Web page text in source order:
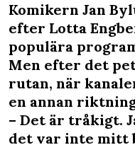
Komikern Jan
efter Lotta
populära
Men efter det
rutan, när
en annan
– Det är tråkigt.
det var inte mitt